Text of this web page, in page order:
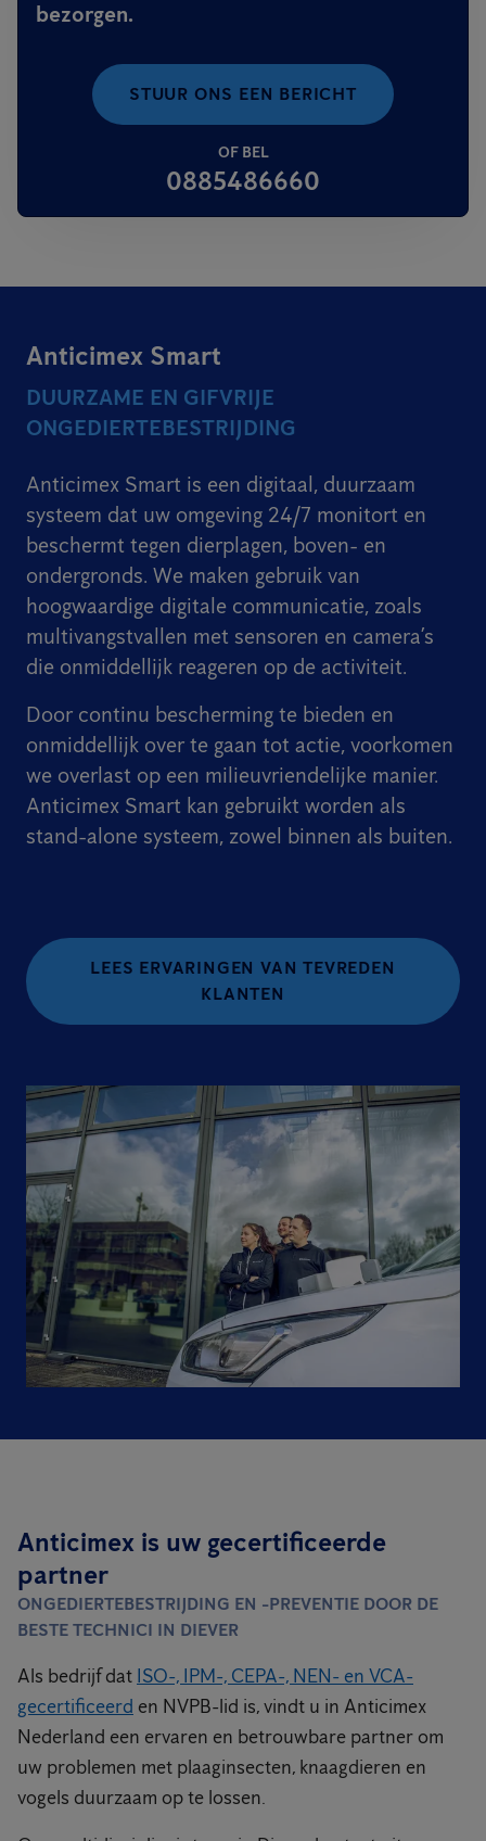
bezorgen.
STUUR ONS EEN BERICHT
OF BEL
0885486660
Anticimex Smart
DUURZAME EN GIFVRIJE
ONGEDIERTEBESTRIJDING
Anticimex Smart is een digitaal, duurzaam
systeem dat uw omgeving 24/7 monitort en
beschermt tegen dierplagen, boven- en
ondergronds. We maken gebruik van
hoogwaardige digitale communicatie, zoals
multivangstvallen met sensoren en camera’s
die onmiddellijk reageren op de activiteit.
Door continu bescherming te bieden en
onmiddellijk over te gaan tot actie, voorkomen
we overlast op een milieuvriendelijke manier.
Anticimex Smart kan gebruikt worden als
stand-alone systeem, zowel binnen als buiten.
LEES ERVARINGEN VAN TEVREDEN
KLANTEN
Anticimex is uw gecertificeerde
partner
ONGEDIERTEBESTRIJDING EN -PREVENTIE DOOR DE
BESTE TECHNICI IN DIEVER
Als bedrijf dat ISO-, IPM-, CEPA-, NEN- en VCA-
gecertificeerd en NVPB-lid is, vindt u in Anticimex
Nederland een ervaren en betrouwbare partner om
uw problemen met plaaginsecten, knaagdieren en
vogels duurzaam op te lossen.